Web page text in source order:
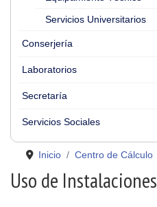
Servicios Universitarios
Conserjería
Laboratorios
Secretaría
Servicios Sociales
Inicio Centro de Cálculo
Uso de Instalaciones